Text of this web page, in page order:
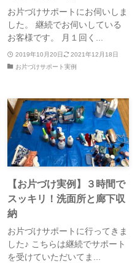
お片づけサポートにお伺いしま
した。 継続でお伺いしている
お客様です。 月１回く...
2019年10月20日
2021年12月18日
お片づけサポート実例
【お片づけ実例】３時間で
スッキリ！洗面所と廊下収
納
お片づけサポートに行ってきま
した♪ こちらは継続でサポート
を受けていただいてま...